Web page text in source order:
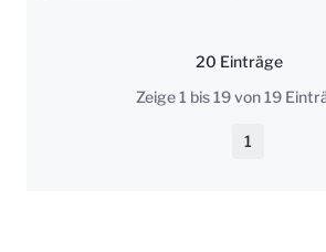
20 Einträge
Pro Seite
Zeige 1 bis 19 von 19
Seite
1